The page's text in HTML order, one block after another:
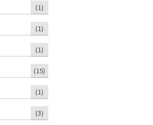
(1)
(1)
(1)
(15)
(1)
(3)